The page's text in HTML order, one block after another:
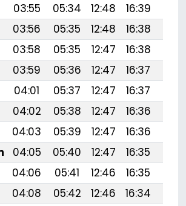
03:55 05:34 12:48 16:39
03:56 05:35 12:48 16:38
03:58 05:35 12:47 16:38
03:59 05:36 12:47 16:37
04:01 05:37 12:47 16:37
04:02 05:38 12:47 16:36
04:03 05:39 12:47 16:36
04:05 05:40 12:47 16:35
04:06 05:41 12:46 16:35
04:08 05:42 12:46 16:34